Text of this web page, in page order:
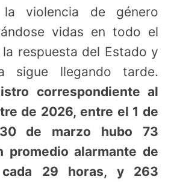
violencia de género
vidas en todo el
respuesta del Estado y
sigue llegando tarde.
correspondiente al
de 2026, entre el 1 de
de marzo hubo 73
promedio alarmante de
29 horas, y 263